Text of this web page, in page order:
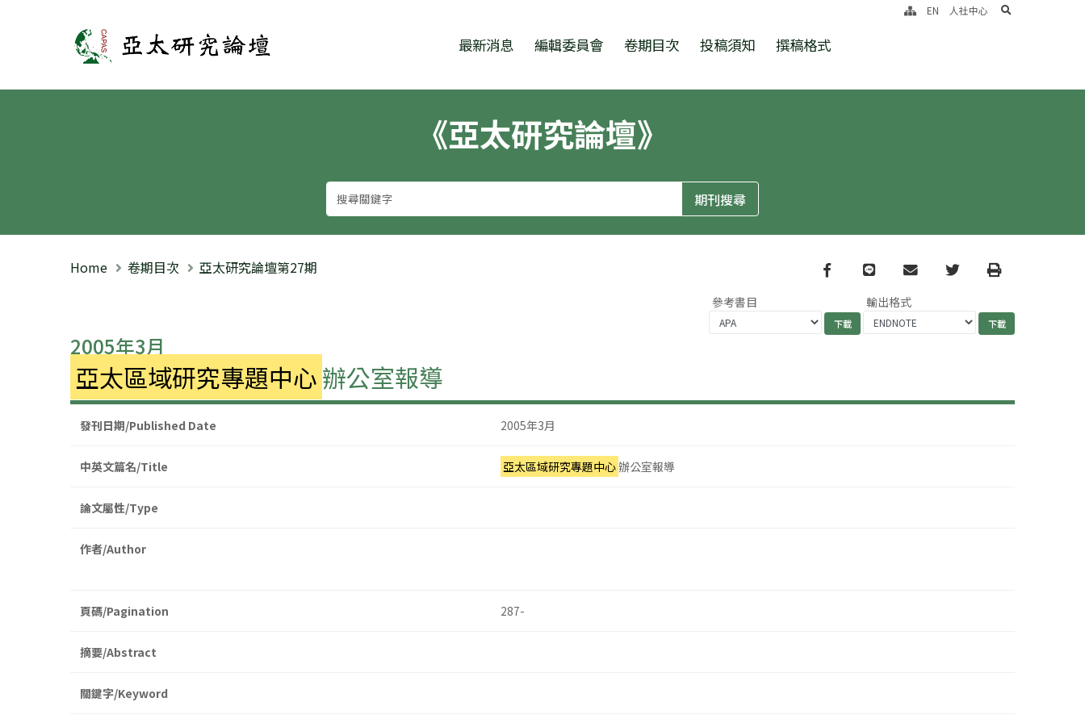
亞太研究論壇 最新消息 編輯委員會 卷期目次 投稿須知 撰稿格式
EN 人社中心 search
《亞太研究論壇》
Home 卷期目次 亞太研究論壇第27期 Facebook
line email TwitterPrint
參考書目 輸出格式
2005年3月
亞太區域研究專題中心辦公室報導
發刊日期/Published Date 2005年3月
中英文篇名/Title 亞太區域研究專題中心辦公室報導
論文屬性/Type
作者/Author
頁碼/Pagination 287-
摘要/Abstract
關鍵字/Keyword